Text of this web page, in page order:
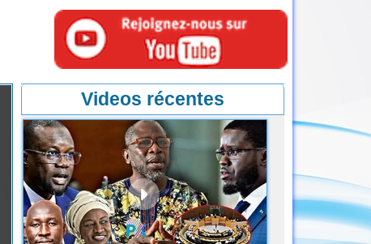
Videos récentes